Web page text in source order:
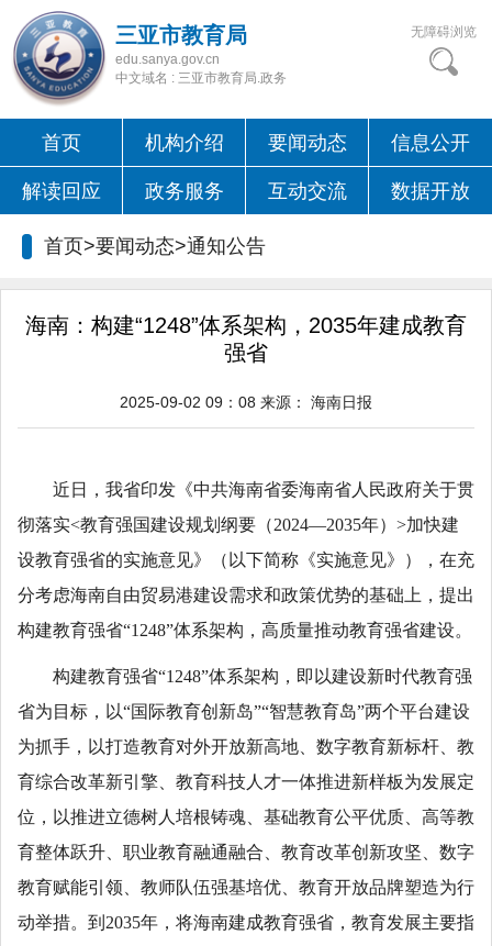
三亚市教育局
edu.sanya.gov.cn
中文域名 : 三亚市教育局.政务
无障碍浏览
首页 机构介绍 要闻动态 信息公开
解读回应 政务服务 互动交流 数据开放
首页>要闻动态>通知公告
海南：构建“1248”体系架构，2035年建成教育
强省
2025-09-02 09：08 来源： 海南日报
近日，我省印发《中共海南省委海南省人民政府关于贯
彻落实<教育强国建设规划纲要（2024—2035年）>加快建
设教育强省的实施意见》（以下简称《实施意见》），在充
分考虑海南自由贸易港建设需求和政策优势的基础上，提出
构建教育强省“1248”体系架构，高质量推动教育强省建设。
构建教育强省“1248”体系架构，即以建设新时代教育强
省为目标，以“国际教育创新岛”“智慧教育岛”两个平台建设
为抓手，以打造教育对外开放新高地、数字教育新标杆、教
育综合改革新引擎、教育科技人才一体推进新样板为发展定
位，以推进立德树人培根铸魂、基础教育公平优质、高等教
育整体跃升、职业教育融通融合、教育改革创新攻坚、数字
教育赋能引领、教师队伍强基培优、教育开放品牌塑造为行
动举措。到2035年，将海南建成教育强省，教育发展主要指